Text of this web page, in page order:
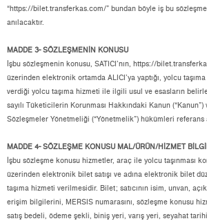
“https://bilet.transferkas.com/” bundan böyle iş bu
anılacaktır.
MADDE 3- SÖZLEŞMENİN KONUSU
İşbu sözleşmenin konusu, SATICI’nın, https://
üzerinden elektronik ortamda ALICI’ya yaptığı, yolcu taşıma
verdiği yolcu taşıma hizmeti ile ilgili usul ve esasların
sayılı Tüketicilerin Korunması Hakkındaki Kanun
Sözleşmeler Yönetmeliği (“Yönetmelik”) hükümleri referans
MADDE 4- SÖZLEŞME KONUSU MAL/ÜRÜN/HİZMET
İşbu sözleşme konusu hizmetler, araç ile yolcu taşınması
üzerinden elektronik bilet satışı ve adına elektronik bilet
taşıma hizmeti verilmesidir. Bilet; satıcının isim, unvan,
erişim bilgilerini, MERSIS numarasını, sözleşme konusu
satış bedeli, ödeme şekli, biniş yeri, varış yeri, seyahat